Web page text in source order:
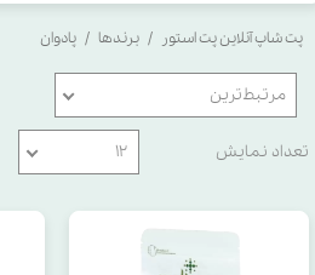
پت شاپ آنلاین پت استور برندها پادوان
مرتبط‌ترین
تعداد نمایش ۱۲